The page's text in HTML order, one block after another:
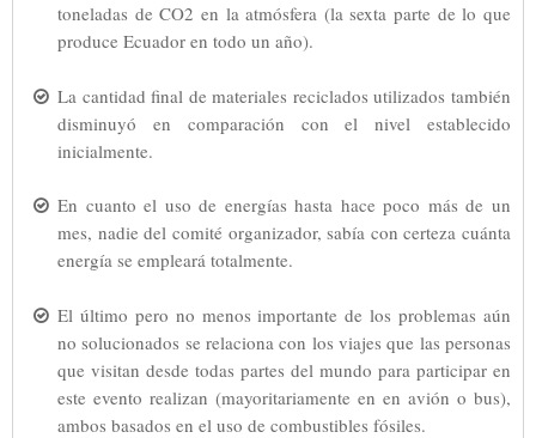
toneladas de CO2 en la atmósfera (la sexta parte de lo que
produce Ecuador en todo un año).
La cantidad final de materiales reciclados utilizados también
disminuyó en comparación con el nivel establecido
inicialmente.
En cuanto el uso de energías hasta hace poco más de un
mes, nadie del comité organizador, sabía con certeza cuánta
energía se empleará totalmente.
El último pero no menos importante de los problemas aún
no solucionados se relaciona con los viajes que las personas
que visitan desde todas partes del mundo para participar en
este evento realizan (mayoritariamente en en avión o bus),
ambos basados en el uso de combustibles fósiles.